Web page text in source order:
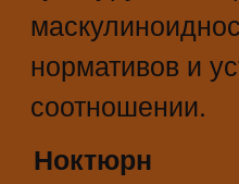
нормативов и
соотношении.
Ноктюрн